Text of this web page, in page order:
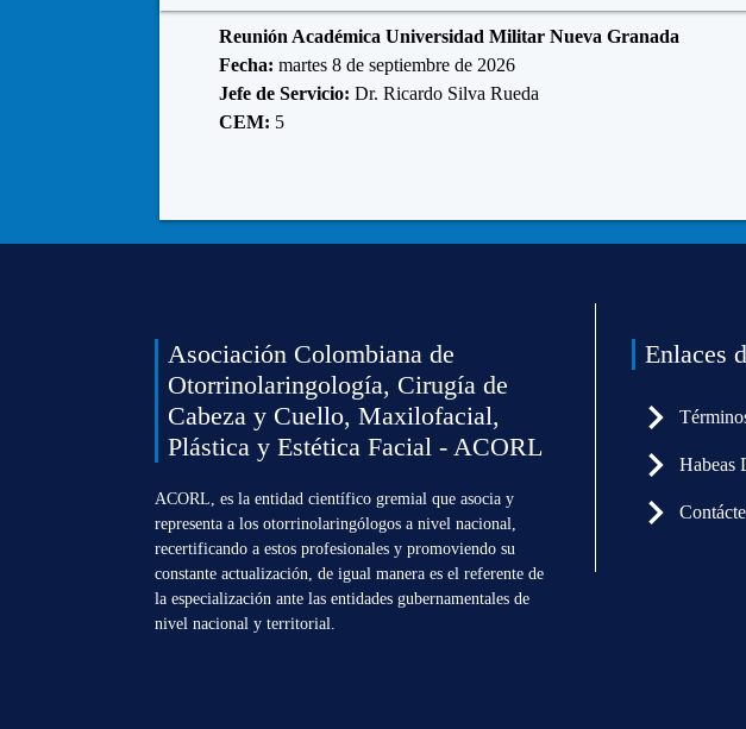
Reunión Académica Universidad Militar Nueva Granada
Fecha: martes 8 de septiembre de 2026
Jefe de Servicio: Dr. Ricardo Silva Rueda
CEM: 5
Asociación Colombiana de
Otorrinolaringología, Cirugía de
Cabeza y Cuello, Maxilofacial,
Plástica y Estética Facial - ACORL
ACORL, es la entidad científico gremial que asocia y
representa a los otorrinolaringólogos a nivel nacional,
recertificando a estos profesionales y promoviendo su
constante actualización, de igual manera es el referente de
la especialización ante las entidades gubernamentales de
nivel nacional y territorial.
Enlaces
Habeas